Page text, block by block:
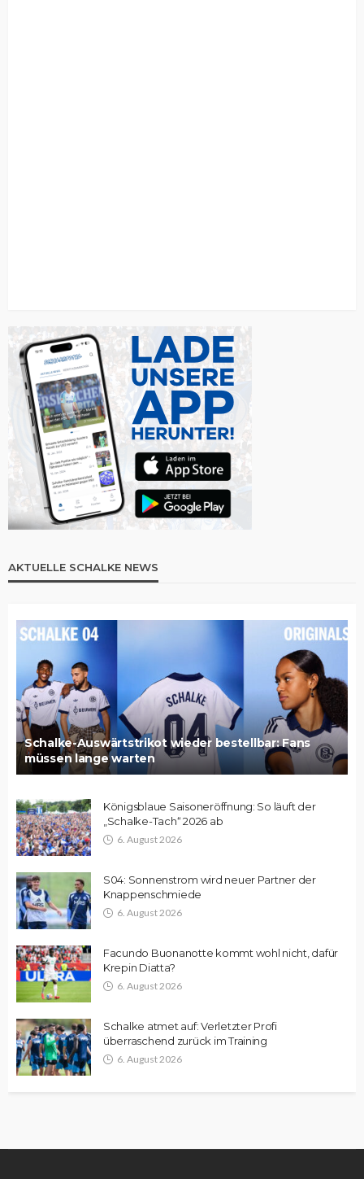
AKTUELLE SCHALKE NEWS
Schalke-Auswärtstrikot wieder bestellbar: Fans
müssen lange warten
Königsblaue Saisoneröffnung: So läuft der
„Schalke-Tach“ 2026 ab
6. August 2026
S04: Sonnenstrom wird neuer Partner der
Knappenschmiede
6. August 2026
Facundo Buonanotte kommt wohl nicht, dafür
Krepin Diatta?
6. August 2026
Schalke atmet auf: Verletzter Profi
überraschend zurück im Training
6. August 2026